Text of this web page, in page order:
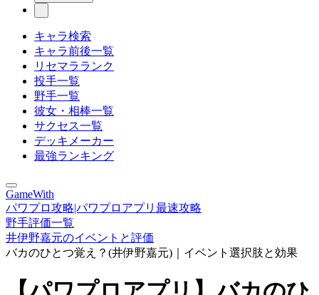
キャラ検索
キャラ前後一覧
リセマラランク
投手一覧
野手一覧
彼女・相棒一覧
サクセス一覧
デッキメーカー
最強ランキング
GameWith
パワプロ攻略|パワプロアプリ最速攻略
野手評価一覧
井伊野嘉元のイベントと評価
バカのひとつ覚え？(井伊野嘉元)｜イベント選択肢と効果